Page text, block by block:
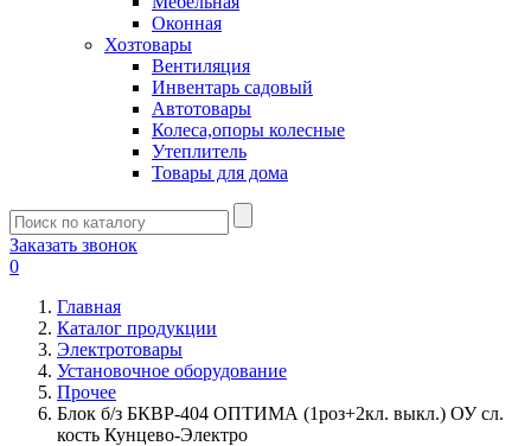
Оконная
Хозтовары
Вентиляция
Инвентарь садовый
Автотовары
Колеса,опоры колесные
Утеплитель
Товары для дома
Заказать звонок
0
Главная
Каталог продукции
Электротовары
Установочное оборудование
Прочее
Блок б/з БКВР-404 ОПТИМА (1роз+2кл. выкл.) ОУ сл.
кость Кунцево-Электро